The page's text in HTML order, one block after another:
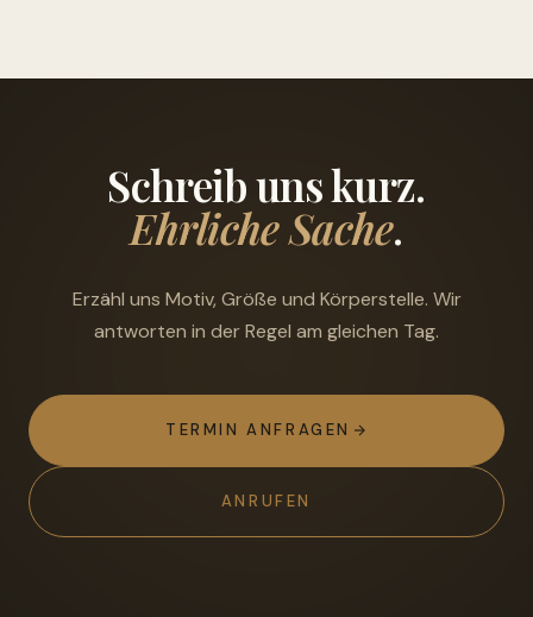
Schreib uns kurz.
Ehrliche Sache.
Erzähl uns Motiv, Größe und Körperstelle. Wir
antworten in der Regel am gleichen Tag.
TERMIN ANFRAGEN
ANRUFEN